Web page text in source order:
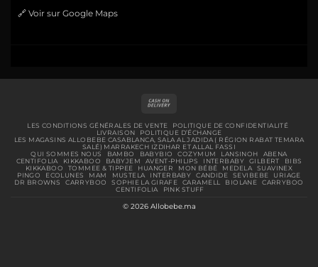
🔗 Voir sur Google Maps
Delivery
LES CONDITIONS GÉNÉRALES DE VENTE
POLITIQUE DE CONFIDENTIALITÉ
LIVRAISON
POLITIQUE D’ÉCHANGE
LES MAGASINS ALLOBEBE CASABLANCA, SALA AL JADIDA ( RÉGION RABAT TEMARA
SALÉ) MARRAKECH IZDIHAR ET ALLAL FASSI
QUI SOMMES NOUS
BAMBO BABYBIO COZYMUM LANSINOH
ABENA
CENTIFOLIA
KIKKABOO BABYJEM AVENT-PHILIPS INTERBABY GILBERT
BIBS
KIKKABOO
TOMMEE & TIPPEE HUANGER MON BÉBÉ MEDELA
SUAVINEX
PINGO
ECOLUNES MAM MUSTELA INTERBABY CANDIDE SEVIBEBE
URIAGE
DR BROWNS
CARRYBOO SOPHIE LA GIRAFE CARAMELL BIOLANE
CARRYBOO
CENTIFOLIA
PINK STUFF
© 2026 Allobebe.ma